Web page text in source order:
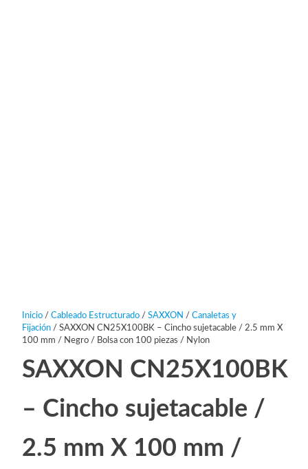
Inicio/ Cableado Estructurado/ SAXXON / Canaletas y
Fijación/ SAXXON CN25X100BK – Cincho sujetacable / 2.5 mm X
100 mm / Negro / Bolsa con 100 piezas / Nylon
SAXXON CN25X100BK
– Cincho sujetacable /
2.5 mm X 100 mm /